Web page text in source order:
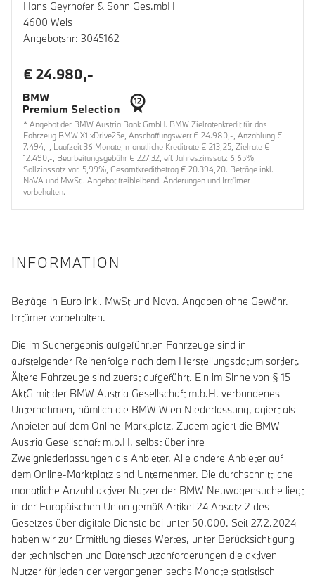
Hans Geyrhofer & Sohn Ges.mbH
4600 Wels
Angebotsnr: 3045162
€ 24.980,-
* Angebot der BMW Austria Bank GmbH. BMW Zielratenkredit für das
Fahrzeug BMW X1 xDrive25e, Anschaffungswert € 24.980,-, Anzahlung €
7.494,-, Laufzeit 36 Monate, monatliche Kreditrate € 213,25, Zielrate €
12.490,-, Bearbeitungsgebühr € 227,32, eff. Jahreszinssatz 6,65%,
Sollzinssatz var. 5,99%, Gesamtkreditbetrag € 20.394,20. Beträge inkl.
NoVA und MwSt.. Angebot freibleibend. Änderungen und Irrtümer
vorbehalten.
INFORMATION
Beträge in Euro inkl. MwSt und Nova. Angaben ohne Gewähr.
Irrtümer vorbehalten.
Die im Suchergebnis aufgeführten Fahrzeuge sind in
aufsteigender Reihenfolge nach dem Herstellungsdatum sortiert.
Ältere Fahrzeuge sind zuerst aufgeführt. Ein im Sinne von § 15
AktG mit der BMW Austria Gesellschaft m.b.H. verbundenes
Unternehmen, nämlich die BMW Wien Niederlassung, agiert als
Anbieter auf dem Online-Marktplatz. Zudem agiert die BMW
Austria Gesellschaft m.b.H. selbst über ihre
Zweigniederlassungen als Anbieter. Alle andere Anbieter auf
dem Online-Marktplatz sind Unternehmer. Die durchschnittliche
monatliche Anzahl aktiver Nutzer der BMW Neuwagensuche liegt
in der Europäischen Union gemäß Artikel 24 Absatz 2 des
Gesetzes über digitale Dienste bei unter 50.000. Seit 27.2.2024
haben wir zur Ermittlung dieses Wertes, unter Berücksichtigung
der technischen und Datenschutzanforderungen die aktiven
Nutzer für jeden der vergangenen sechs Monate statistisch